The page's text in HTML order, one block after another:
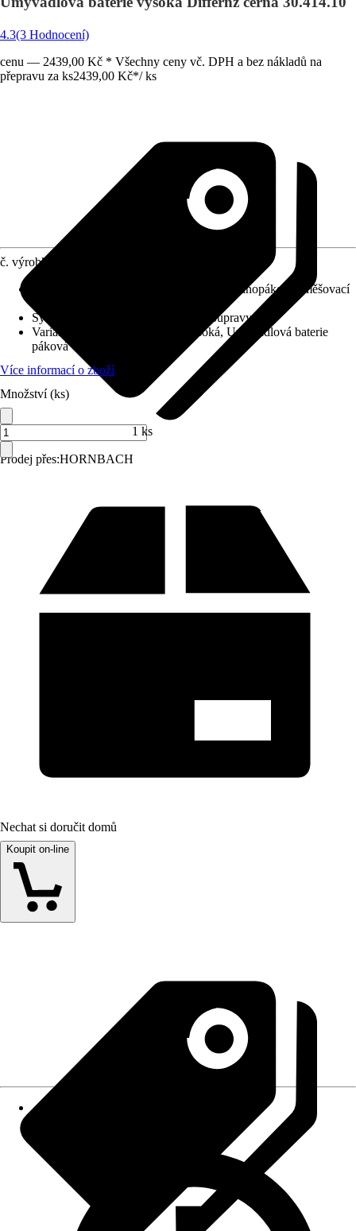
4.3(3 Hodnocení)
cenu — 2439,00 Kč * Všechny ceny vč. DPH a bez nákladů na
přepravu za ks2439,00 Kč*/ ks
Prodej přes:HORNBACH
č. výrobku
Vysoký výtok, Jednopáková směšovací
Systém vypouštění
Bez odtokové soupravy
Varianta
Umyvadlová baterie vysoká, Umyvadlová baterie
páková
Více informací o zboží
Množství (ks)
1 ks
Nechat si doručit domů
Koupit on-line